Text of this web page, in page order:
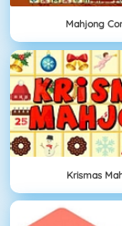
Mahjong
Krismas